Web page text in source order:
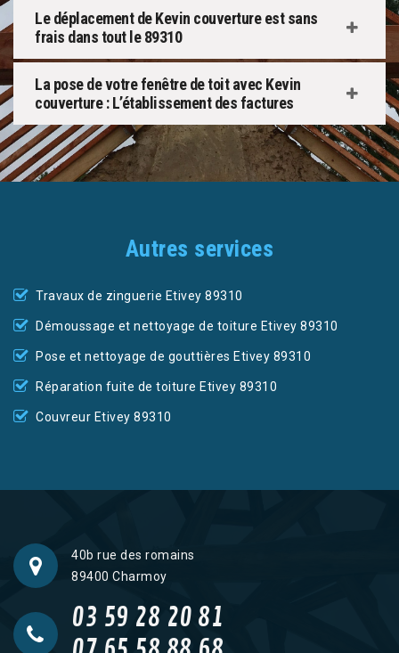
Le déplacement de Kevin couverture est sans
frais dans tout le 89310
La pose de votre fenêtre de toit avec Kevin
couverture : L’établissement des factures
Autres services
Travaux de zinguerie Etivey 89310
Démoussage et nettoyage de toiture Etivey 89310
Pose et nettoyage de gouttières Etivey 89310
Réparation fuite de toiture Etivey 89310
Couvreur Etivey 89310
40b rue des romains
89400 Charmoy
03 59 28 20 81